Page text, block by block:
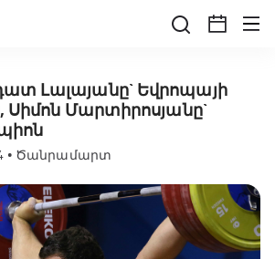
Լալայանը` Եվրոպայի
Սիմոն Մարտիրոսյանը`
• Ծանրամարտ